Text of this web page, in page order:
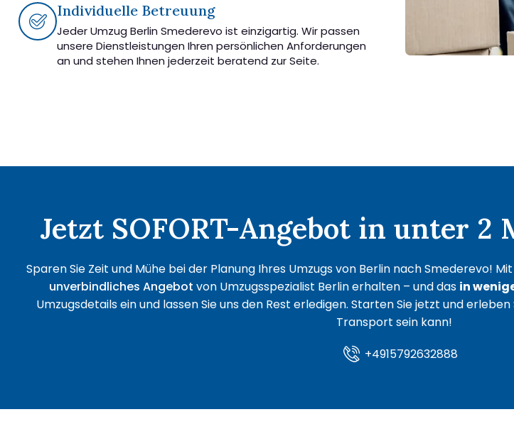
Individuelle Betreuung
Jeder Umzug Berlin Smederevo ist einzigartig. Wir passen
unsere Dienstleistungen Ihren persönlichen Anforderungen
an und stehen Ihnen jederzeit beratend zur Seite.
Jetzt SOFORT-Angebot in unter 2
Sparen Sie Zeit und Mühe bei der Planung Ihres Umzugs von Berlin nach Smederevo!
unverbindliches Angebot von Umzugsspezialist Berlin erhalten – und das in
Umzugsdetails ein und lassen Sie uns den Rest erledigen. Starten Sie jetzt und
Transport sein kann!
+4915792632888